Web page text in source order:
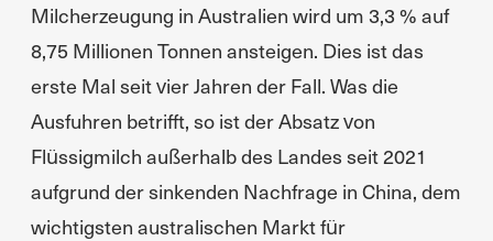
Milcherzeugung in Australien wird um 3,3 % auf
8,75 Millionen Tonnen ansteigen. Dies ist das
erste Mal seit vier Jahren der Fall. Was die
Ausfuhren betrifft, so ist der Absatz von
Flüssigmilch außerhalb des Landes seit 2021
aufgrund der sinkenden Nachfrage in China, dem
wichtigsten australischen Markt für